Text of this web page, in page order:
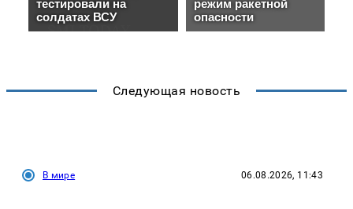
Следующая новость
В мире 06.08.2026, 11:43